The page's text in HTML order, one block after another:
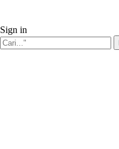
Sign in